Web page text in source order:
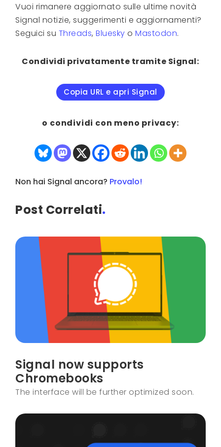
Vuoi rimanere aggiornato sulle ultime novità
Signal notizie, suggerimenti e aggiornamenti?
Seguici su Threads,Bluesky oMastodon.
Condividi privatamente tramite Signal:
Copia URL e apri Signal
o condividi con meno privacy:
Non hai Signal ancora? Provalo!
Post Correlati.
Signal now supports
Chromebooks
The interface will be further optimized soon.